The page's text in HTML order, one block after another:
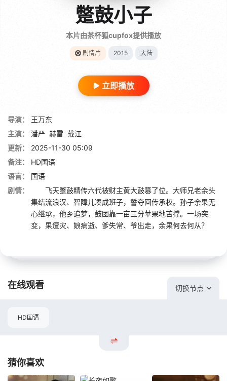
蹩鼓小子
本片由茶杯狐cupfox提供播放
剧情片 2015 大陆
立即播放
导演：
王万东
主演：
潘严 赫雷 戴江
更新：
2025-11-30 05:09
备注：
HD国语
语言：
国语
剧情：
飞天蹩鼓精传六代被财主黄大鼓篡了位。大师兄老余头
集结流浪汉、智障儿凑成班子，誓夺回传承权。孙子余果无
心继承，他乡追梦，鼓团靠一亩三分苹果地苦撑。一场突
变，果遭灾、娘病逝、爹失常、爷出走，余果何去何从？
在线观看 切换节点
HD国语
猜你喜欢